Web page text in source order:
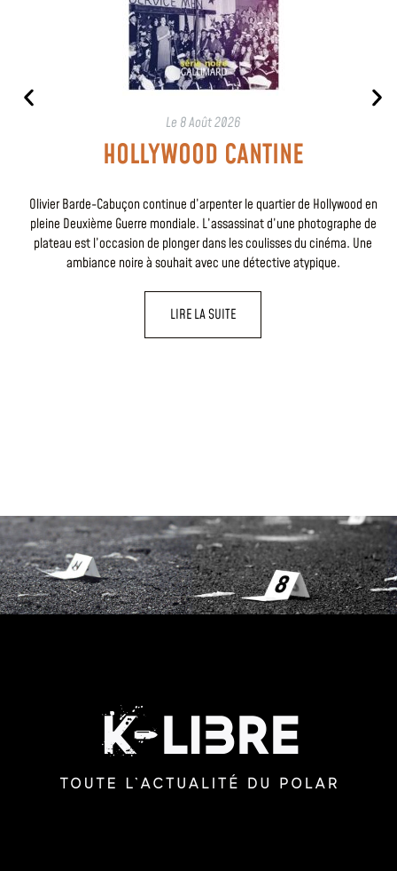
Le 8 Août 2026
HOLLYWOOD CANTINE
Olivier Barde-Cabuçon continue d’arpenter le quartier de Hollywood en
pleine Deuxième Guerre mondiale. L’assassinat d’une photographe de
plateau est l’occasion de plonger dans les coulisses du cinéma. Une
ambiance noire à souhait avec une détective atypique.
LIRE LA SUITE